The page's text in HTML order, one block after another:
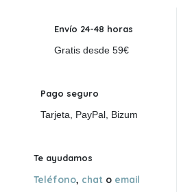
Envío 24-48 horas
Gratis desde 59€
Pago seguro
Tarjeta, PayPal, Bizum
Te ayudamos
Teléfono, chat o email